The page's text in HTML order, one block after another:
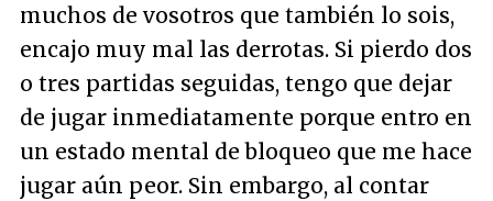
muchos de vosotros que también lo sois,
encajo muy mal las derrotas. Si pierdo dos
o tres partidas seguidas, tengo que dejar
de jugar inmediatamente porque entro en
un estado mental de bloqueo que me hace
jugar aún peor. Sin embargo, al contar